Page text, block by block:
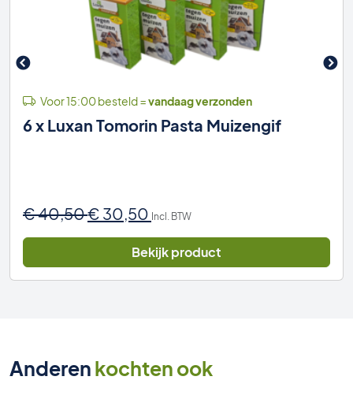
Voor 15:00 besteld =vandaag verzonden
6 x Luxan Tomorin Pasta Muizengif
€40,50Oorspronkelijke
€ 40,50.
€ 30,50 Huidige
is:
€ 30,50.
Incl. BTW
Bekijk product
Anderenkochten ook